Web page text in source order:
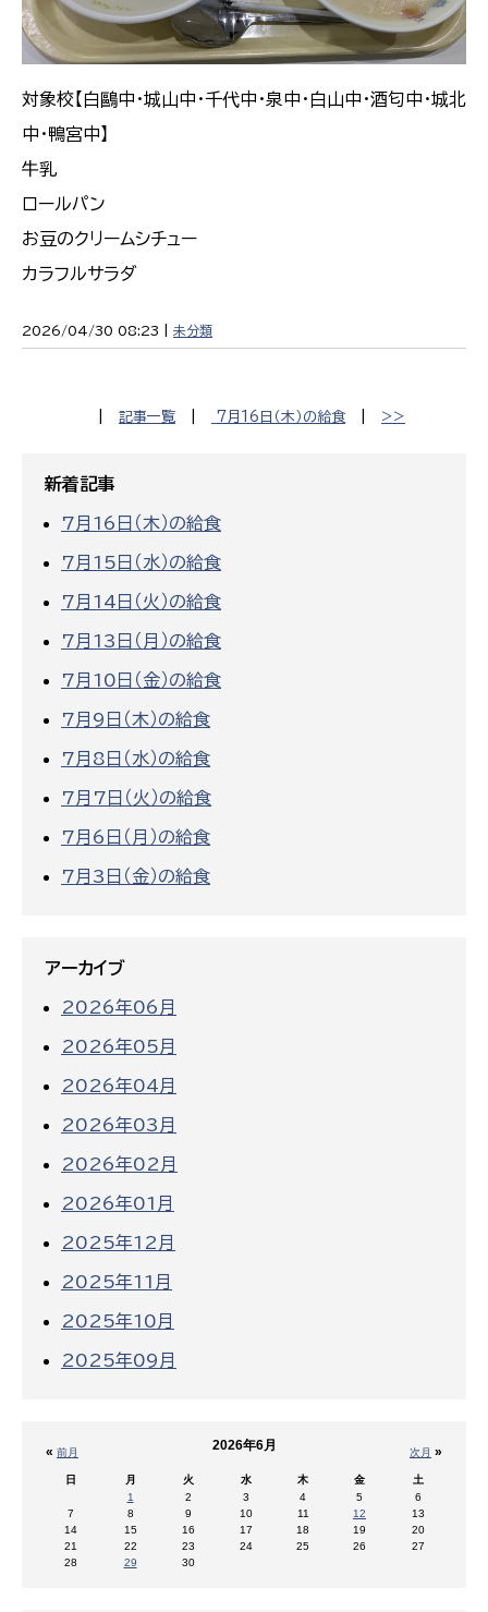
対象校【白鷗中・城山中・千代中・泉中・白山中・酒匂中・城北
中・鴨宮中】
牛乳
ロールパン
お豆のクリームシチュー
カラフルサラダ
2026/04/30 08:23 | 未分類
記事一覧 7月16日（木）の給食 >>
新着記事
7月16日（木）の給食
7月15日（水）の給食
7月14日（火）の給食
7月13日（月）の給食
7月10日（金）の給食
7月9日（木）の給食
7月8日（水）の給食
7月7日（火）の給食
7月6日（月）の給食
7月3日（金）の給食
アーカイブ
2026年06月
2026年05月
2026年04月
2026年03月
2026年02月
2026年01月
2025年12月
2025年11月
2025年10月
2025年09月
« 前月 次月 »
2026年6月
日 月 火 水 木 金
土
1
2 3 4 5
6
7
8 9 10 11 12
13
14
15 16 17 18 19
20
21
22 23 24 25 26
27
28
29 30